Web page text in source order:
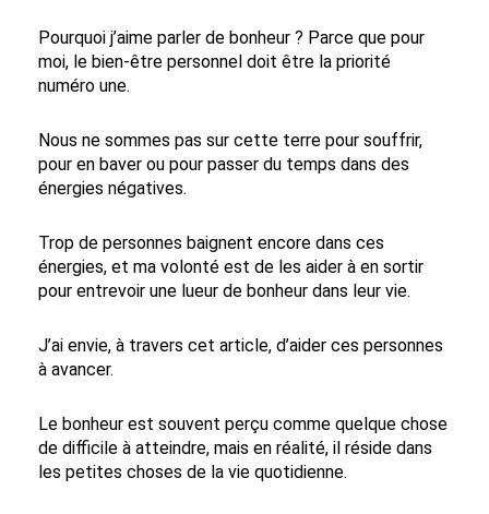
Pourquoi j’aime parler de bonheur ? Parce que pour
moi, le bien-être personnel doit être la priorité
numéro une.
Nous ne sommes pas sur cette terre pour souffrir,
pour en baver ou pour passer du temps dans des
énergies négatives.
Trop de personnes baignent encore dans ces
énergies, et ma volonté est de les aider à en sortir
pour entrevoir une lueur de bonheur dans leur vie.
J’ai envie, à travers cet article, d’aider ces personnes
à avancer.
Le bonheur est souvent perçu comme quelque chose
de difficile à atteindre, mais en réalité, il réside dans
les petites choses de la vie quotidienne.